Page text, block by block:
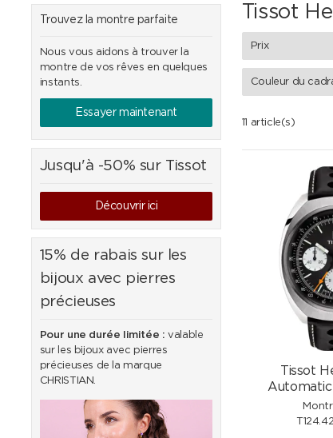
Tissot
Prix
Couleur du
11 article(s)
Tissot
Trouvez la montre parfaite
Nous vous aidons à trouver la
montre de vos rêves en quelques
instants.
Essayer maintenant
Jusqu'à -50% sur Tissot
Découvrir ici
15% de rabais sur les
bijoux avec pierres
précieuses
Pour une durée limitée : valable
sur les bijoux avec pierres
précieuses de la marque
CHRISTIAN.